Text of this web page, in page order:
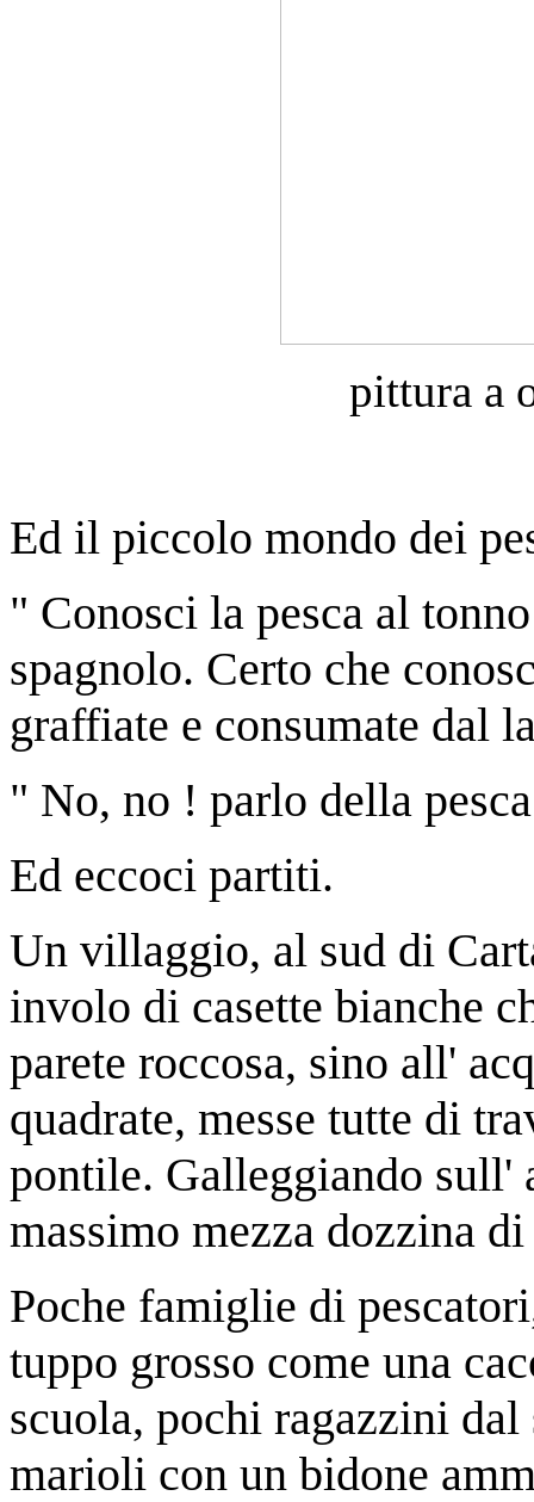
pittura a
Ed il piccolo mondo dei
" Conosci la pesca al
spagnolo. Certo che
graffiate e consumate dal
" No, no ! parlo della
Ed eccoci partiti.
Un villaggio, al sud di
involo di casette bianche
parete roccosa, sino all'
quadrate, messe tutte di
pontile. Galleggiando sull'
massimo mezza dozzina
Poche famiglie di
tuppo grosso come una
scuola, pochi ragazzini
marioli con un bidone